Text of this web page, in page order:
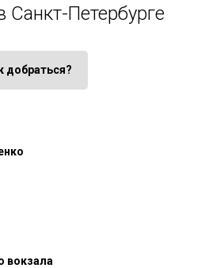
Санкт-Петербурге
добраться?
вокзала